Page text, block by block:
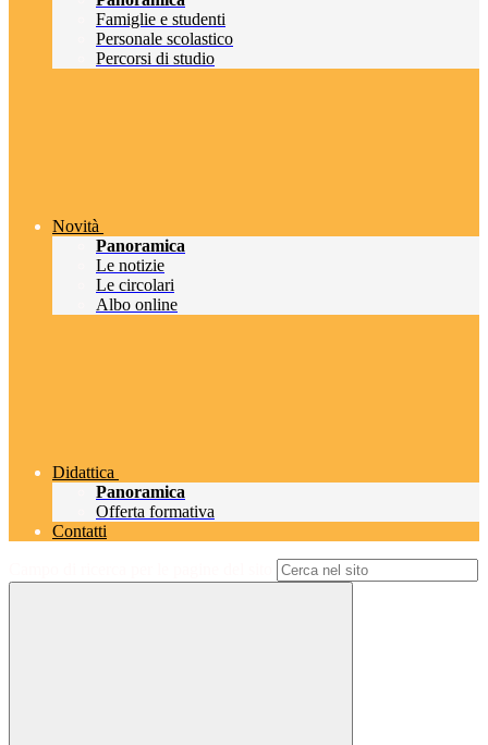
Famiglie e studenti
Personale scolastico
Percorsi di studio
Novità
Panoramica
Le notizie
Le circolari
Albo online
Didattica
Panoramica
Offerta formativa
Contatti